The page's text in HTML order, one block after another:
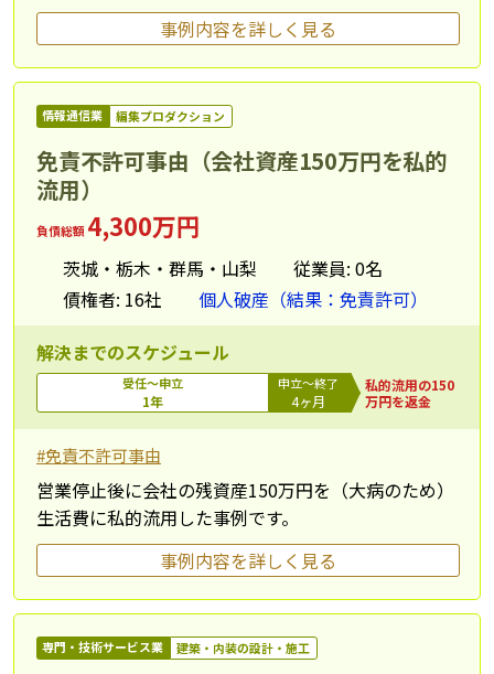
事例内容を詳しく見る
情報通信業 編集プロダクション
免責不許可事由（会社資産150万円を私的
流用）
負債総額4,300万円
茨城・栃木・群馬・山梨
従業員: 0名
債権者: 16社
個人破産（結果：免責許可）
解決までのスケジュール
受任～申立
1年
申立～終了
4ヶ月
私的流用の150
万円を返金
#免責不許可事由
営業停止後に会社の残資産150万円を（大病のため）
生活費に私的流用した事例です。
事例内容を詳しく見る
専門・技術サービス業 建築・内装の設計・施工